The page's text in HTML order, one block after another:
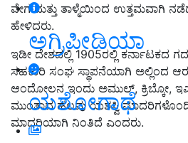
ಅಗ್ರಿಪೀಡಿಯಾ
ಯಶೋಗಾಥೆ
ವೇಗ ಮತ್ತು ತಾಳ್ಮೆಯಿಂದ ಉತ್ತಮವಾಗಿ
ಹೇಳಿದರು.
ಇಡೀ ದೇಶದಲ್ಲಿ 1905ರಲ್ಲಿ ಕರ್ನಾಟಕದ
ಸಹಕಾರಿ ಸಂಘ ಸ್ಥಾಪನೆಯಾಗಿ ಅಲ್ಲಿಂದ
ಆಂದೋಲನ ಇಂದು ಅಮುಲ್, ಕ್ರಿಬ್ಕೋ,
ಮುಂತಾದ ಹಲವು ಯಶಸ್ವಿ
ಮಾದರಿಯಾಗಿ ನಿಂತಿದೆ ಎಂದರು.